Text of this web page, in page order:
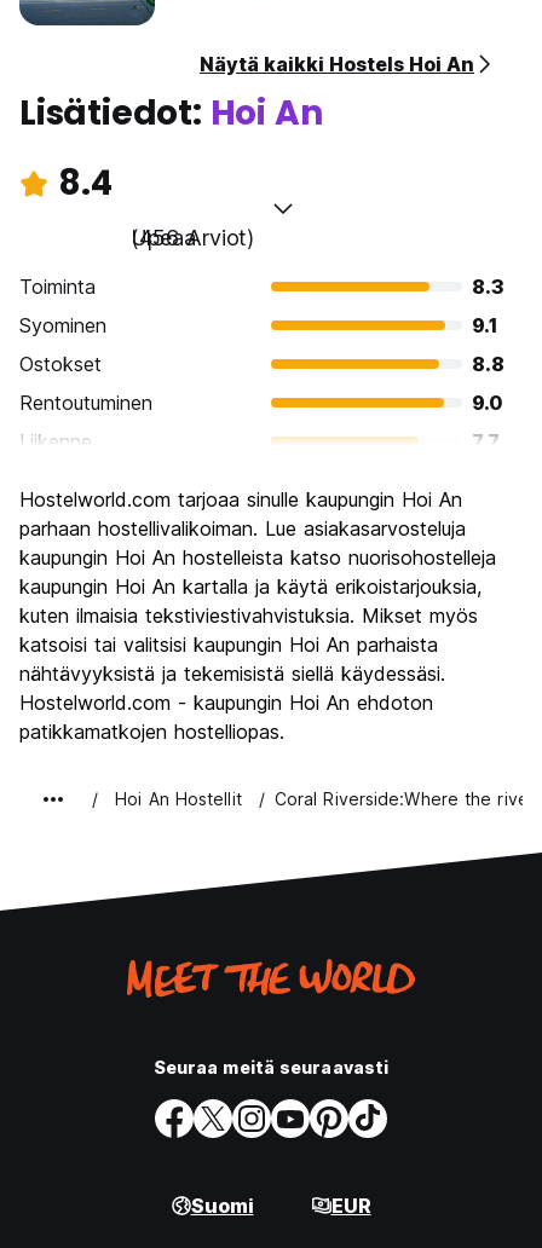
Näytä kaikki Hostels Hoi An
Lisätiedot: Hoi An
8.4
Upeaa
(456 Arviot)
Toiminta
8.3
Syominen
9.1
Ostokset
8.8
Rentoutuminen
9.0
Liikenne
7.7
Kulttuuri
Yöelämä
7.0
Rahanarvoinen
8.4
Hostelworld.com tarjoaa sinulle kaupungin Hoi An
parhaan hostellivalikoiman. Lue asiakasarvosteluja
kaupungin Hoi An hostelleista katso nuorisohostelleja
kaupungin Hoi An kartalla ja käytä erikoistarjouksia,
kuten ilmaisia tekstiviestivahvistuksia. Mikset myös
katsoisi tai valitsisi kaupungin Hoi An parhaista
nähtävyyksistä ja tekemisistä siellä käydessäsi.
Hostelworld.com - kaupungin Hoi An ehdoton
patikkamatkojen hostelliopas.
Hoi An Hostellit Coral Riverside:Where the
Seuraa meitä seuraavasti
Suomi EUR